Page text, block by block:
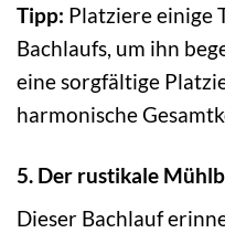
Tipp: Platziere einige
Bachlaufs, um ihn
eine sorgfältige
harmonische
5. Der rustikale
Dieser Bachlauf